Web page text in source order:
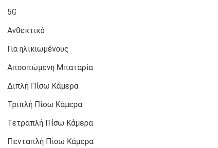
5G
Ανθεκτικό
Για ηλικιωμένους
Αποσπώμενη Μπαταρία
Διπλή Πίσω Κάμερα
Τριπλή Πίσω Κάμερα
Τετραπλή Πίσω Κάμερα
Πενταπλή Πίσω Κάμερα